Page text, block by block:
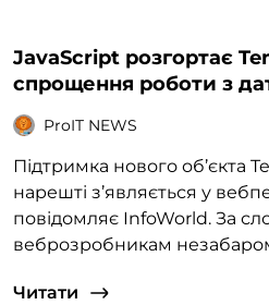
JavaScript розгортає
спрощення роботи з
ProIT NEWS
Підтримка нового об’єкта
нарешті з’являється у
повідомляє InfoWorld. За
веброзробникам
Читати